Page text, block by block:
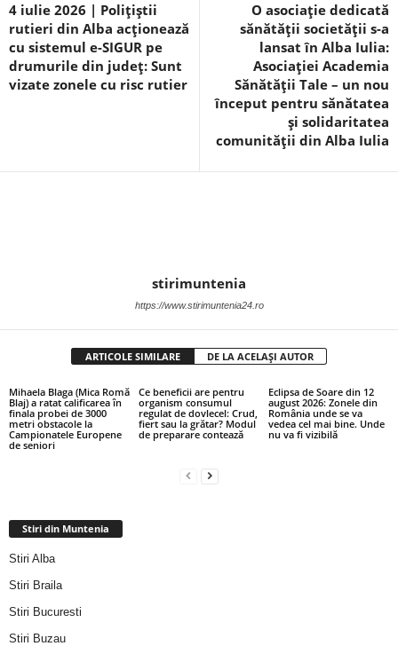
4 iulie 2026 | Polițiștii
rutieri din Alba acționează
cu sistemul e-SIGUR pe
drumurile din județ: Sunt
vizate zonele cu risc rutier
O asociație dedicată
sănătății societății s-a
lansat în Alba Iulia:
Asociației Academia
Sănătății Tale – un nou
început pentru sănătatea
și solidaritatea
comunității din Alba Iulia
stirimuntenia
https://www.stirimuntenia24.ro
ARTICOLE SIMILARE DE LA ACELAȘI AUTOR
Mihaela Blaga (Mica Romă
Blaj) a ratat calificarea în
finala probei de 3000
metri obstacole la
Campionatele Europene
de seniori
Ce beneficii are pentru
organism consumul
regulat de dovlecel: Crud,
fiert sau la grătar? Modul
de preparare contează
Eclipsa de Soare din 12
august 2026: Zonele din
România unde se va
vedea cel mai bine. Unde
nu va fi vizibilă
Stiri din Muntenia
Stiri Alba
Stiri Braila
Stiri Bucuresti
Stiri Buzau